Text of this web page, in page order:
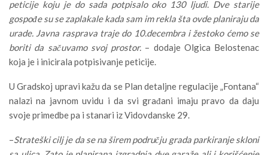
peticije koju je do sada potpisalo oko 130 ljudi. Dve starije
gospođe su se zaplakale kada sam im rekla šta ovde planiraju da
urade. Javna rasprava traje do 10.decembra i žestoko ćemo se
boriti da sačuvamo svoj prostor. – dodaje Olgica Belostenac
koja je i inicirala potpisivanje peticije.
U Gradskoj upravi kažu da se Plan detaljne regulacije „Fontana“
nalazi na javnom uvidu i da svi građani imaju pravo da daju
svoje primedbe pa i stanari iz Vidovdanske 29.
–Strateški cilj je da se na širem području grada parkiranje skloni